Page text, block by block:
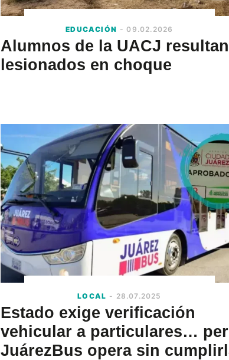
EDUCACIÓN - 09.02.2026
Alumnos de la UACJ resultan
lesionados en choque
LOCAL - 28.07.2025
Estado exige verificación
vehicular a particulares…
JuárezBus opera sin